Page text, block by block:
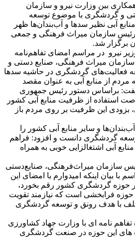
بین وزارت نیرو و سازمان
و گردشگری با موضوع توسعه
آبی نظیر سدها و آب‌بندان‌ها ظهر
رئیس سازمان میراث فرهنگی و جمعی
برگزار شد.
نیرو در مراسم امضای تفاهم‌نامه
میراث فرهنگی، صنایع دستی و
فعالیت‌های گردشگری در حاشیه سدها
مردم از منابع آبی به عنوان مقصد
براساس دستور رئیس جمهوری
استفاده از ظرفیت منابع آبی کشور
این ظرفیت بر روی مردم باز
و سایر منابع آبی کشور را
گردشگری دانست و افزود: فراهم
آبی اشتغالزایی خوبی به همراه
سازمان میراث‌فرهنگی، صنایع‌دستی
با بیان اینکه امیدوارم با امضای این
حوزه گردشگری کشور رقم بخورد،
فرابخشی است که نیازمند تقویت
با هدف رونق و توسعه گردشگری
تفاهم نامه ای با وزارت جهاد کشاورزی
های این حوزه در صنعت گردشگری